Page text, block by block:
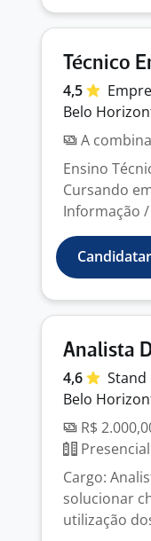
Técnico
4,5
Belo
A
Ensino
Cursando
Informação /
Analista
4,6 Stand
Belo
R$
Presencial
Cargo:
solucionar
utilização